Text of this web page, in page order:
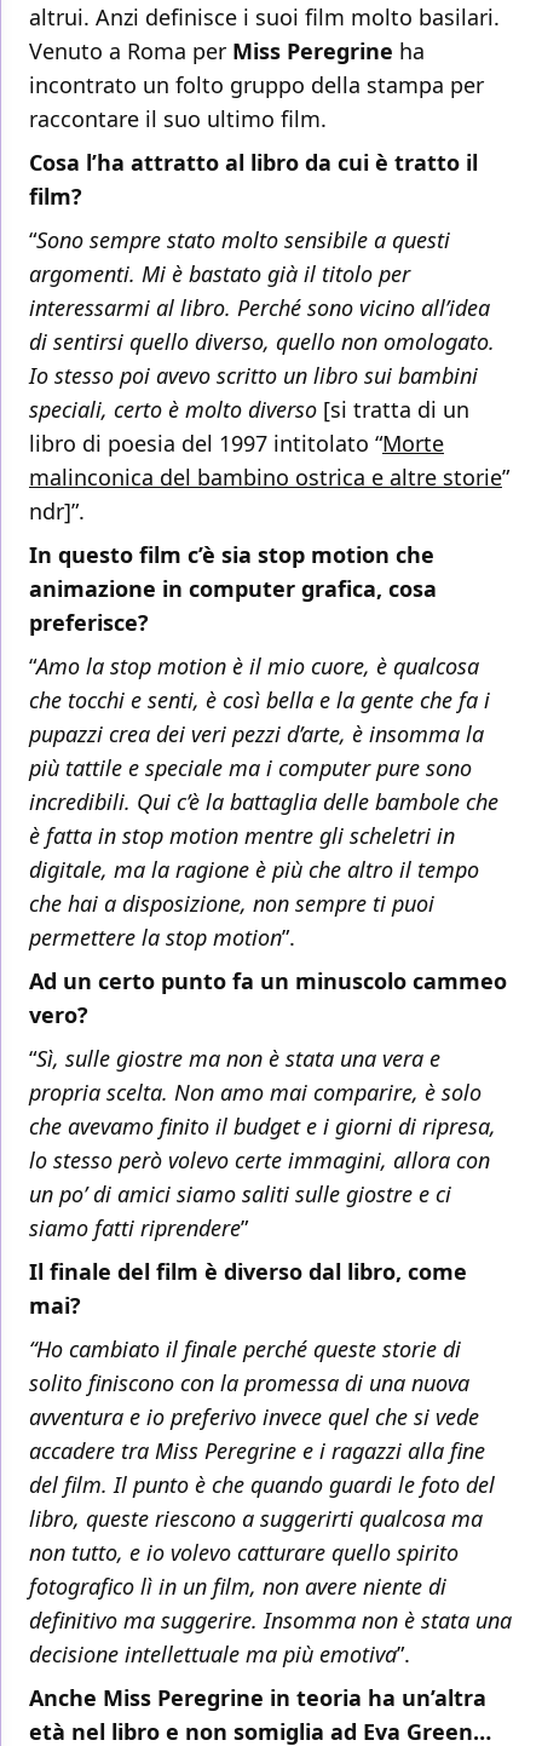
altrui. Anzi definisce i suoi film molto basilari.
Venuto a Roma per Miss Peregrine ha
incontrato un folto gruppo della stampa per
raccontare il suo ultimo film.
Cosa l’ha attratto al libro da cui è tratto il
film?
“Sono sempre stato molto sensibile a questi
argomenti. Mi è bastato già il titolo per
interessarmi al libro. Perché sono vicino all’idea
di sentirsi quello diverso, quello non omologato.
Io stesso poi avevo scritto un libro sui bambini
speciali, certo è molto diverso [si tratta di un
libro di poesia del 1997 intitolato “Morte
malinconica del bambino ostrica e altre storie”
ndr]”.
In questo film c’è sia stop motion che
animazione in computer grafica, cosa
preferisce?
“Amo la stop motion è il mio cuore, è qualcosa
che tocchi e senti, è così bella e la gente che fa i
pupazzi crea dei veri pezzi d’arte, è insomma la
più tattile e speciale ma i computer pure sono
incredibili. Qui c’è la battaglia delle bambole che
è fatta in stop motion mentre gli scheletri in
digitale, ma la ragione è più che altro il tempo
che hai a disposizione, non sempre ti puoi
permettere la stop motion”.
Ad un certo punto fa un minuscolo cammeo
vero?
“Sì, sulle giostre ma non è stata una vera e
propria scelta. Non amo mai comparire, è solo
che avevamo finito il budget e i giorni di ripresa,
lo stesso però volevo certe immagini, allora con
un po’ di amici siamo saliti sulle giostre e ci
siamo fatti riprendere”
Il finale del film è diverso dal libro, come
mai?
“Ho cambiato il finale perché queste storie di
solito finiscono con la promessa di una nuova
avventura e io preferivo invece quel che si vede
accadere tra Miss Peregrine e i ragazzi alla fine
del film. Il punto è che quando guardi le foto del
libro, queste riescono a suggerirti qualcosa ma
non tutto, e io volevo catturare quello spirito
fotografico lì in un film, non avere niente di
definitivo ma suggerire. Insomma non è stata una
decisione intellettuale ma più emotiva”.
Anche Miss Peregrine in teoria ha un’altra
età nel libro e non somiglia ad Eva Green…